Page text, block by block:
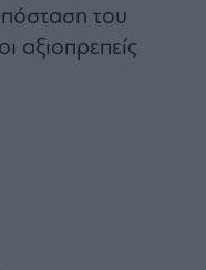
του
αξιοπρεπείς